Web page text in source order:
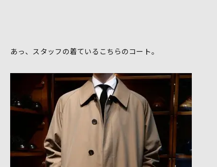
あっ、スタッフの着ているこちらのコート。